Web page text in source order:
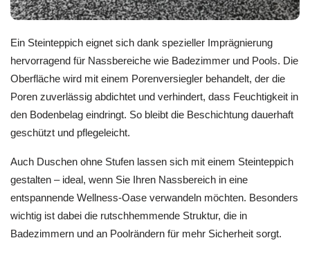
Ein Steinteppich eignet sich dank spezieller Imprägnierung
hervorragend für Nassbereiche wie Badezimmer und Pools. Die
Oberfläche wird mit einem Porenversiegler behandelt, der die
Poren zuverlässig abdichtet und verhindert, dass Feuchtigkeit in
den Bodenbelag eindringt. So bleibt die Beschichtung dauerhaft
geschützt und pflegeleicht.
Auch Duschen ohne Stufen lassen sich mit einem Steinteppich
gestalten – ideal, wenn Sie Ihren Nassbereich in eine
entspannende Wellness-Oase verwandeln möchten. Besonders
wichtig ist dabei die rutschhemmende Struktur, die in
Badezimmern und an Poolrändern für mehr Sicherheit sorgt.